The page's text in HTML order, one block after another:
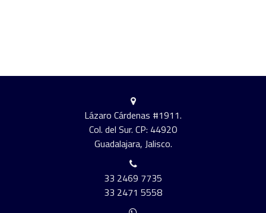
Lázaro Cárdenas #1911.
Col. del Sur. CP: 44920
Guadalajara, Jalisco.
33 2469 7735
33 2471 5558